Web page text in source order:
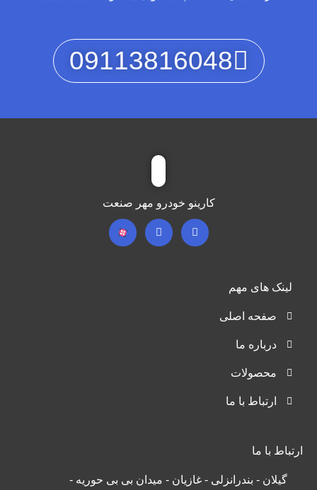
09113816048
کارینو خودرو مهر صنعت
لینک های مهم
صفحه اصلی
درباره ما
محصولات
ارتباط با ما
ارتباط با ما
گیلان - بندرانزلی - غازیان - میدان بی بی حوریه -